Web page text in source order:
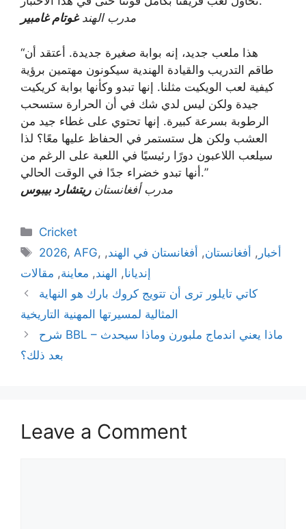
مدرب الهندغوتام غامبير
“هذا ملعب جديد، إنه بوابة صغيرة جديدة. أعتقد أن
طاقم التدريب والقيادة الهندية سيكونون مهتمين برؤية
كيفية لعب الويكيت مثلنا. إنها تبدو وكأنها بوابة كريكيت
جيدة ولكن ليس لدي شك في أن الحرارة ستسحب
الرطوبة بسرعة كبيرة. إنها تحتوي على غطاء جيد من
العشب ولكن هل ستستمر في الحفاظ عليها معًا؟ لذا
سيلعب اللاعبون دورًا رئيسيًا في اللعبة على الرغم من
أنها تبدو خضراء جدًا في الوقت الحالي.”
مدرب أفغانستانريتشارد بيبوس
Categories
Cricket
Tags
2026, AFG, أخبار , أفغانستان, أفغانستان في الهند,
إنديانا, الهند, معاينة, مقالات
كاتي تايلور ترى أن تتويج كروك بارك هو النهاية
المثالية لمسيرتها المهنية التاريخية
شرح BBL – ماذا يعني اندماج ملبورن وماذا سيحدث
بعد ذلك؟
Leave a Comment